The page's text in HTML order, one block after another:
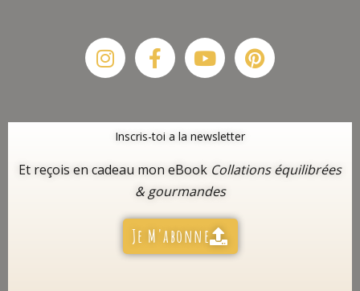
InstagramFacebook-
f
YoutubePinterest
Inscris-toi a la newsletter
Et reçois en cadeau mon eBook Collations équilibrées
& gourmandes
Je M'abonne